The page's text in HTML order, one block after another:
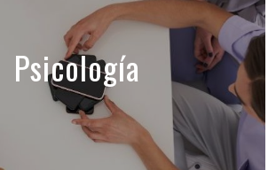
Psicología